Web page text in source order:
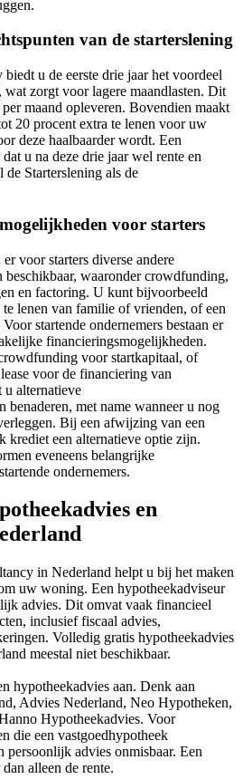
van de starterslening
u de eerste drie jaar het voordeel
wat zorgt voor lagere maandlasten. Dit
maand opleveren. Bovendien maakt
20 procent extra te lenen voor uw
deze haalbaarder wordt. Een
u na deze drie jaar wel rente en
Starterslening als de
voor starters
voor starters diverse andere
waaronder crowdfunding,
en factoring. U kunt bijvoorbeeld
lenen van familie of vrienden, of een
startende ondernemers bestaan er
financieringsmogelijkheden.
voor startkapitaal, of
voor de financiering van
alternatieve
benaderen, met name wanneer u nog
Bij een afwijzing van een
krediet een alternatieve optie zijn.
eveneens belangrijke
ondernemers.
en
in Nederland helpt u bij het maken
uw woning. Een hypotheekadviseur
advies. Dit omvat vaak financieel
inclusief fiscaal advies,
Volledig gratis hypotheekadvies
meestal niet beschikbaar.
hypotheekadvies aan. Denk aan
Advies Nederland, Neo Hypotheken,
Hypotheekadvies. Voor
die een vastgoedhypotheek
persoonlijk advies onmisbaar. Een
alleen de rente.